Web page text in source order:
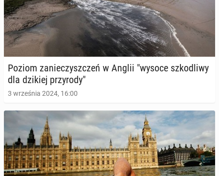
Poziom za­nie­czysz­czeń w Anglii "wysoce szko­dli­wy
dla dzikiej przy­ro­dy"
3 września 2024, 16:00